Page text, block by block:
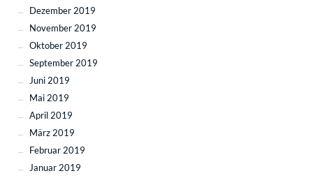
Dezember 2019
November 2019
Oktober 2019
September 2019
Juni 2019
Mai 2019
April 2019
März 2019
Februar 2019
Januar 2019